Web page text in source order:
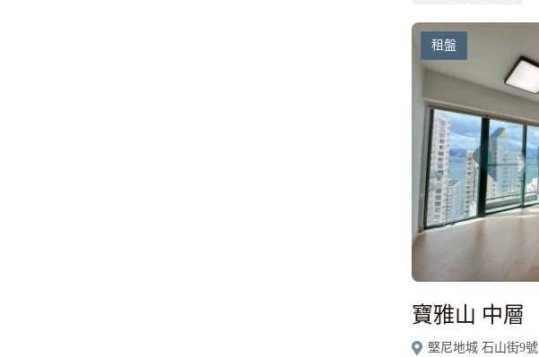
租盤
寶雅山 中層
堅尼地城 石山街9號